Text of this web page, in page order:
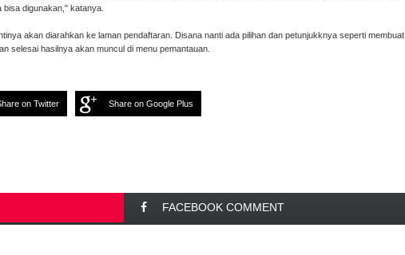
digunakan," katanya.
akan diarahkan ke laman pendaftaran. Disana nanti ada pilihan dan petunjukknya seperti membuat
selesai hasilnya akan muncul di menu pemantauan.
on Twitter Share on Google Plus
FACEBOOK COMMENT